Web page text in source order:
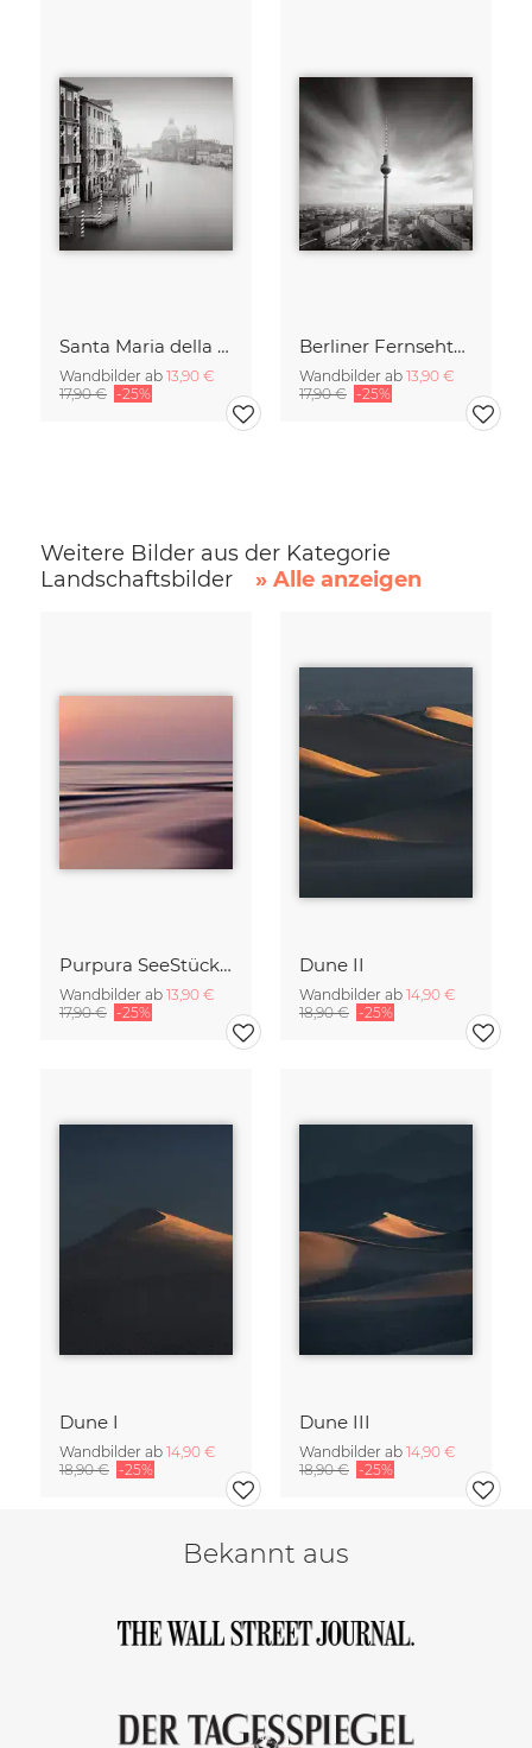
Santa Maria della Salute
Wandbilder ab 13,90 €
17,90 € -25%
Berliner Fernsehturm
Wandbilder ab 13,90 €
17,90 € -25%
Weitere Bilder aus der Kategorie
Landschaftsbilder
» Alle anzeigen
Purpura SeeStück No.18
Wandbilder ab 13,90 €
17,90 € -25%
Dune II
Wandbilder ab 14,90 €
18,90 € -25%
Dune I
Wandbilder ab 14,90 €
18,90 € -25%
Dune III
Wandbilder ab 14,90 €
18,90 € -25%
Bekannt aus